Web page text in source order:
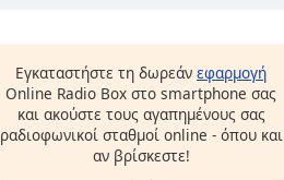
Εγκαταστήστε τη δωρεάν εφαρμογή
Online Radio Box στο smartphone σας
και ακούστε τους αγαπημένους σας
ραδιοφωνικοί σταθμοί online - όπου και
αν βρίσκεστε!